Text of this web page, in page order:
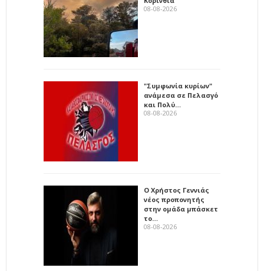
08-08-2026
"Συμφωνία κυρίων"
ανάμεσα σε Πελασγό
και Πολύ…
08-08-2026
Ο Χρήστος Γεννιάς
νέος προπονητής
στην ομάδα μπάσκετ
το…
08-08-2026